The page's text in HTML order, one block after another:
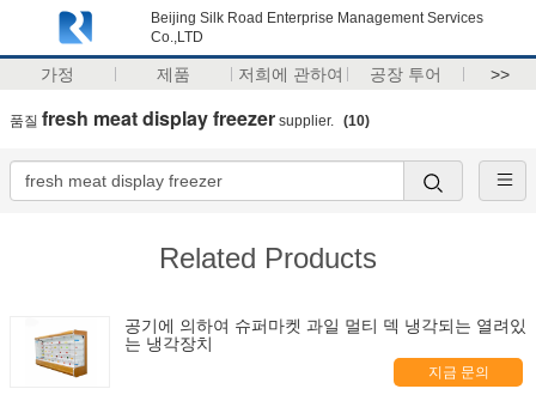
Beijing Silk Road Enterprise Management Services
Co.,LTD
가정 제품 저희에 관하여 공장 투어 >>
품질 fresh meat display freezer supplier. (10)
Related Products
공기에 의하여 슈퍼마켓 과일 멀티 덱 냉각되는 열려있
는 냉각장치
지금 문의